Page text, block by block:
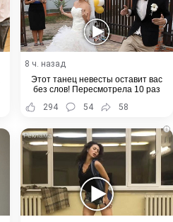
8 ч. назад
Этот танец невесты оставит вас
без слов! Пересмотрела 10 раз
294
54 58
i